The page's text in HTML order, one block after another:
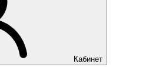
Кабинет